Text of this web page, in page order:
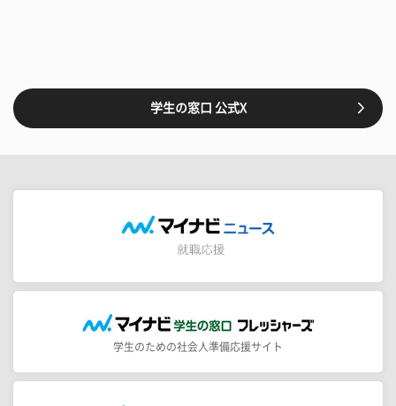
学生の窓口 公式X
学生のための社会人準備応援サイト